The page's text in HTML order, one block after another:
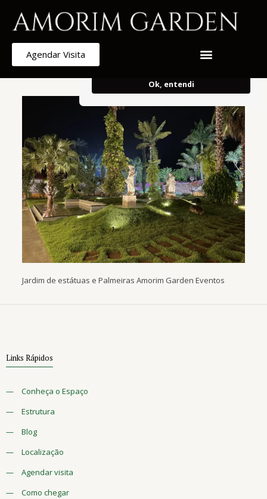
Armazenamos cookies para melhorar e
navegação.
Ao continuar, concorda
Ok, entendi
Agendar Visita
Jardim de estátuas e Palmeiras Amorim Garden Eventos
Links Rápidos
—
Conheça o Espaço
—
Estrutura
—
Blog
—
Localização
—
Agendar visita
—
Como chegar